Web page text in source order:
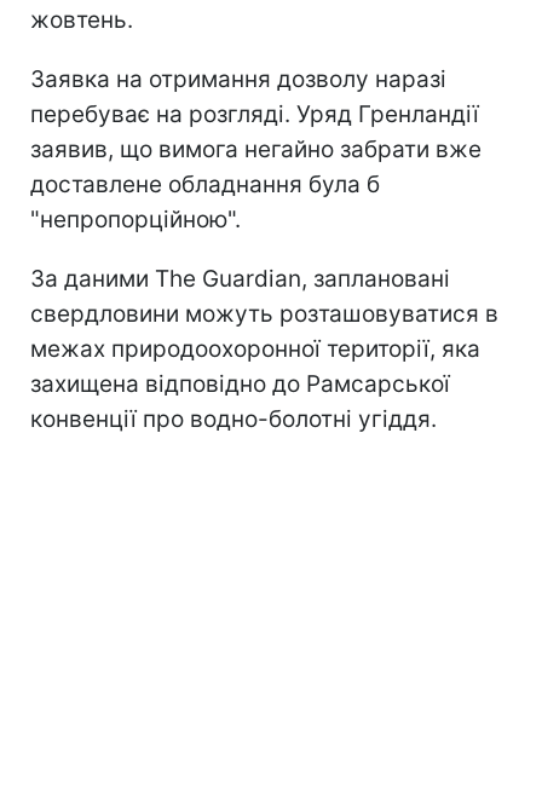
жовтень.
Заявка на отримання дозволу наразі
перебуває на розгляді. Уряд Гренландії
заявив, що вимога негайно забрати вже
доставлене обладнання була б
"непропорційною".
За даними The Guardian, заплановані
свердловини можуть розташовуватися в
межах природоохоронної території, яка
захищена відповідно до Рамсарської
конвенції про водно-болотні угіддя.